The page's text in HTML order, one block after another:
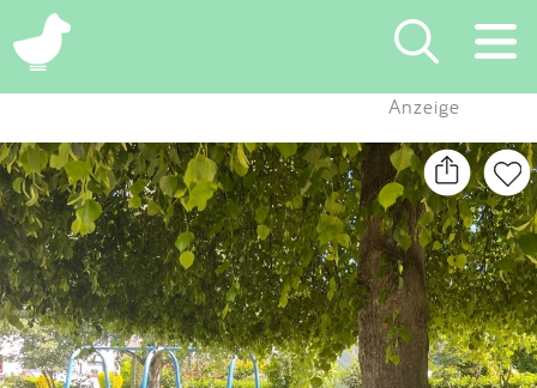
×
Suchen
Eintragen
App
Blog
Anzeige